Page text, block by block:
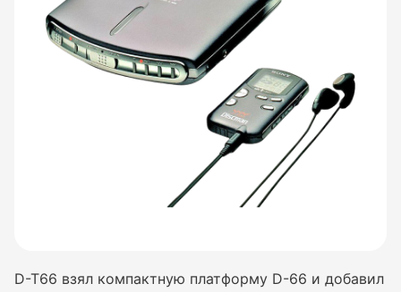
D-T66 взял компактную платформу D-66 и добавил